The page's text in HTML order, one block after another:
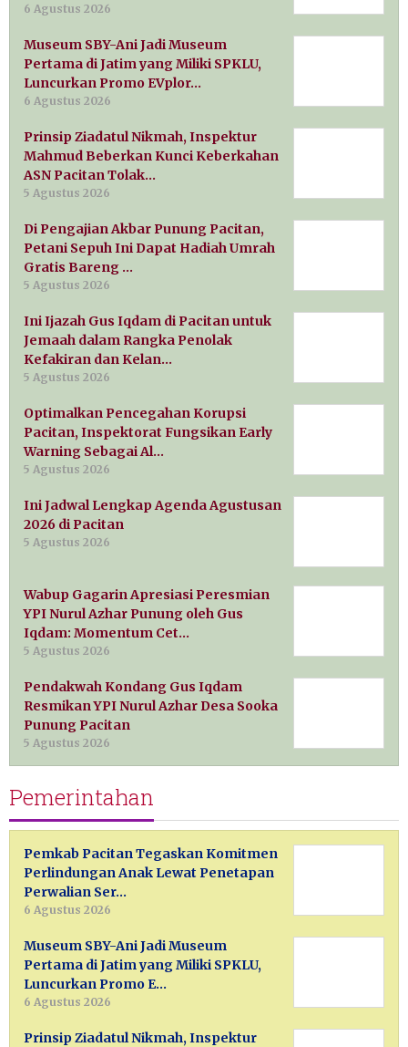
6 Agustus 2026
Museum SBY-Ani Jadi Museum
Pertama di Jatim yang Miliki SPKLU,
Luncurkan Promo EVplor…
6 Agustus 2026
Prinsip Ziadatul Nikmah, Inspektur
Mahmud Beberkan Kunci Keberkahan
ASN Pacitan Tolak…
5 Agustus 2026
Di Pengajian Akbar Punung Pacitan,
Petani Sepuh Ini Dapat Hadiah Umrah
Gratis Bareng …
5 Agustus 2026
Ini Ijazah Gus Iqdam di Pacitan untuk
Jemaah dalam Rangka Penolak
Kefakiran dan Kelan…
5 Agustus 2026
Optimalkan Pencegahan Korupsi
Pacitan, Inspektorat Fungsikan Early
Warning Sebagai Al…
5 Agustus 2026
Ini Jadwal Lengkap Agenda Agustusan
2026 di Pacitan
5 Agustus 2026
Wabup Gagarin Apresiasi Peresmian
YPI Nurul Azhar Punung oleh Gus
Iqdam: Momentum Cet…
5 Agustus 2026
Pendakwah Kondang Gus Iqdam
Resmikan YPI Nurul Azhar Desa Sooka
Punung Pacitan
5 Agustus 2026
Pemerintahan
Pemkab Pacitan Tegaskan Komitmen
Perlindungan Anak Lewat Penetapan
Perwalian Ser…
6 Agustus 2026
Museum SBY-Ani Jadi Museum
Pertama di Jatim yang Miliki SPKLU,
Luncurkan Promo E…
6 Agustus 2026
Prinsip Ziadatul Nikmah, Inspektur